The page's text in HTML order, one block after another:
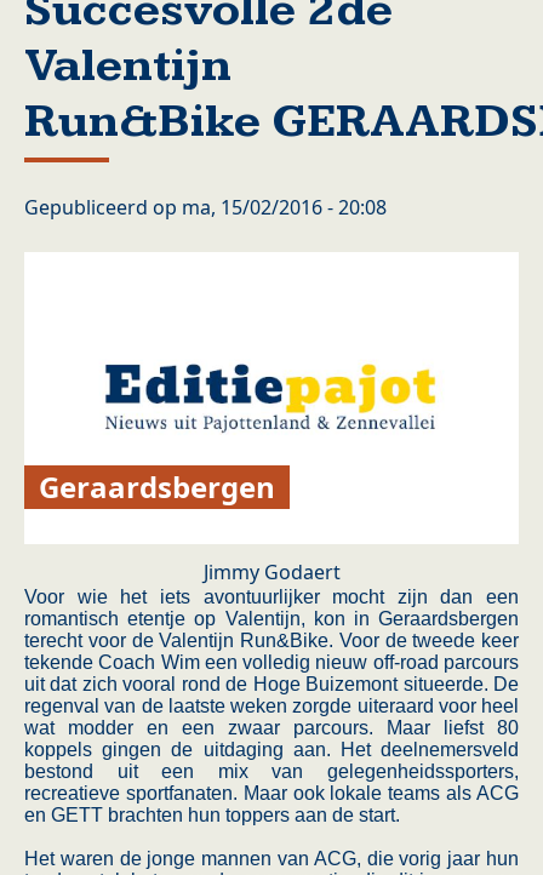
Valentijn
Run&Bike
Gepubliceerd op ma, 15/02/2016 - 20:08
Geraardsbergen
Jimmy Godaert
Voor wie het iets avontuurlijker mocht zijn dan een
romantisch etentje op Valentijn, kon in Geraardsbergen
terecht voor de Valentijn Run&Bike. Voor de tweede keer
tekende Coach Wim een volledig nieuw off-road parcours
uit dat zich vooral rond de Hoge Buizemont situeerde. De
regenval van de laatste weken zorgde uiteraard voor heel
wat modder en een zwaar parcours. Maar liefst 80
koppels gingen de uitdaging aan. Het deelnemersveld
bestond uit een mix van gelegenheidssporters,
recreatieve sportfanaten. Maar ook lokale teams als ACG
en GETT brachten hun toppers aan de start.
Het waren de jonge mannen van ACG, die vorig jaar hun